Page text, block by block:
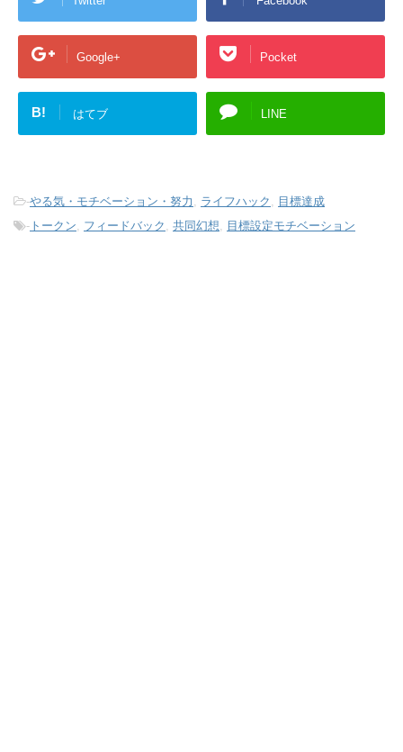
Google+ Pocket
B! はてブ LINE
-やる気・モチベーション・努力 , ライフハック , 目標達成
- トークン, フィードバック , 共同幻想, 目標設定モチベーション